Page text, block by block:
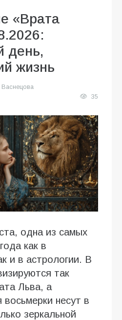
«Врата
день,
жизнь
35
одна из самых
как в
и в астрологии. В
так
Льва, а
несут в
зеркальной